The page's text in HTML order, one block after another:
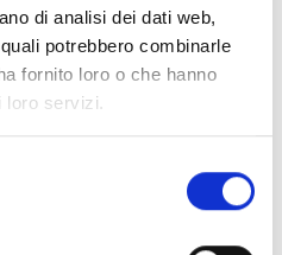
di analisi dei dati web,
potrebbero combinarle
fornito loro o che hanno
loro servizi.
Green